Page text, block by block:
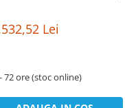
Lei
72 ore (stoc online)